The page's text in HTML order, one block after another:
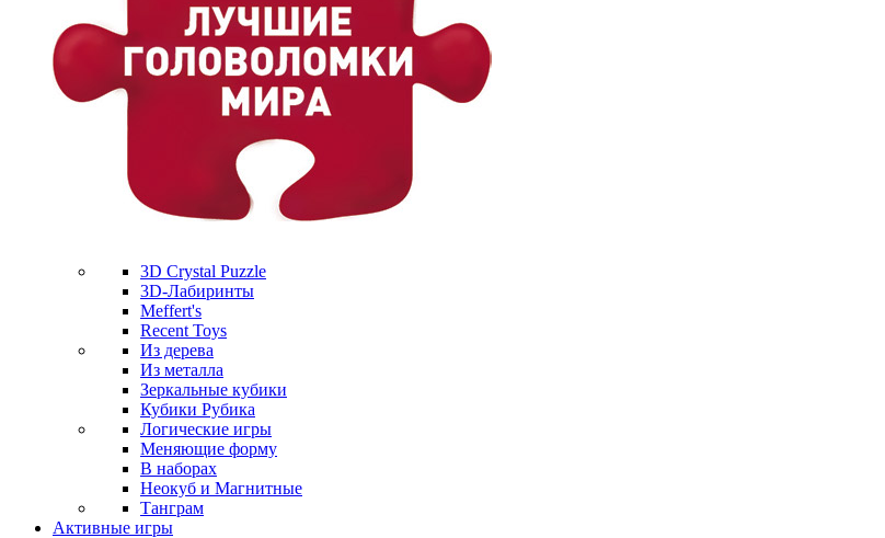
3D Crystal Puzzle
3D-Лабиринты
Meffert's
Recent Toys
Из дерева
Из металла
Зеркальные кубики
Кубики Рубика
Логические игры
Меняющие форму
В наборах
Неокуб и Магнитные
Танграм
Активные игры